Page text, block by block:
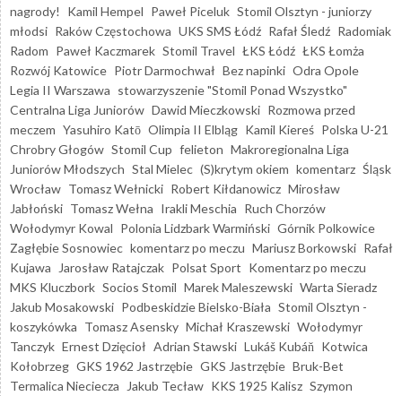
nagrody!
Kamil Hempel Paweł Piceluk Stomil Olsztyn - juniorzy
młodsi Raków Częstochowa UKS SMS Łódź Rafał Śledź Radomiak
Radom Paweł Kaczmarek Stomil Travel ŁKS Łódź ŁKS Łomża
Rozwój Katowice Piotr Darmochwał Bez napinki Odra Opole
Legia II Warszawa stowarzyszenie "Stomil Ponad Wszystko"
Centralna Liga Juniorów Dawid Mieczkowski Rozmowa przed
meczem Yasuhiro Katō Olimpia II Elbląg Kamil Kiereś Polska U-21
Chrobry Głogów Stomil Cup felieton Makroregionalna Liga
Juniorów Młodszych Stal Mielec (S)krytym okiem komentarz Śląsk
Wrocław Tomasz Wełnicki Robert Kiłdanowicz Mirosław
Jabłoński Tomasz Wełna Irakli Meschia Ruch Chorzów
Wołodymyr Kowal Polonia Lidzbark Warmiński Górnik Polkowice
Zagłębie Sosnowiec komentarz po meczu Mariusz Borkowski Rafał
Kujawa
Jarosław Ratajczak Polsat Sport Komentarz po meczu
MKS Kluczbork Socios Stomil Marek Maleszewski Warta Sieradz
Jakub Mosakowski Podbeskidzie Bielsko-Biała Stomil Olsztyn -
koszykówka Tomasz Asensky Michał Kraszewski Wołodymyr
Tanczyk Ernest Dzięcioł Adrian Stawski Lukáš Kubáň Kotwica
Kołobrzeg GKS 1962 Jastrzębie GKS Jastrzębie Bruk-Bet
Termalica Nieciecza
Jakub Tecław KKS 1925 Kalisz Szymon